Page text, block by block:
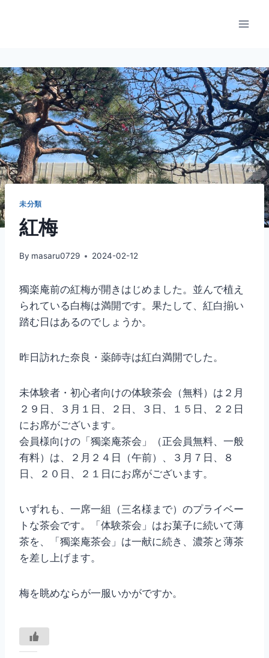
キ
ッ
プ
未分類
紅梅
By masaru0729 2024-02-12
獨楽庵前の紅梅が開きはじめました。並んで植え
られている白梅は満開です。果たして、紅白揃い
踏む日はあるのでしょうか。
昨日訪れた奈良・薬師寺は紅白満開でした。
未体験者・初心者向けの体験茶会（無料）は２月
２９日、３月１日、２日、３日、１５日、２２日
にお席がございます。
会員様向けの「獨楽庵茶会」（正会員無料、一般
有料）は、２月２４日（午前）、３月７日、８
日、２０日、２１日にお席がございます。
いずれも、一席一組（三名様まで）のプライベー
トな茶会です。「体験茶会」はお菓子に続いて薄
茶を、「獨楽庵茶会」は一献に続き、濃茶と薄茶
を差し上げます。
梅を眺めならが一服いかがですか。